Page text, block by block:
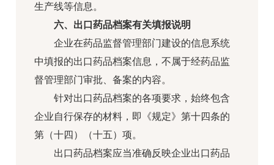
生产线等信息。
六、出口药品档案有关填报说明
企业在药品监督管理部门建设的信息系统
中填报的出口药品档案信息，不属于经药品监
督管理部门审批、备案的内容。
针对出口药品档案的各项要求，始终包含
企业自行保存的材料，即《规定》第十四条的
第（十四）（十五）项。
出口药品档案应当准确反映企业出口药品